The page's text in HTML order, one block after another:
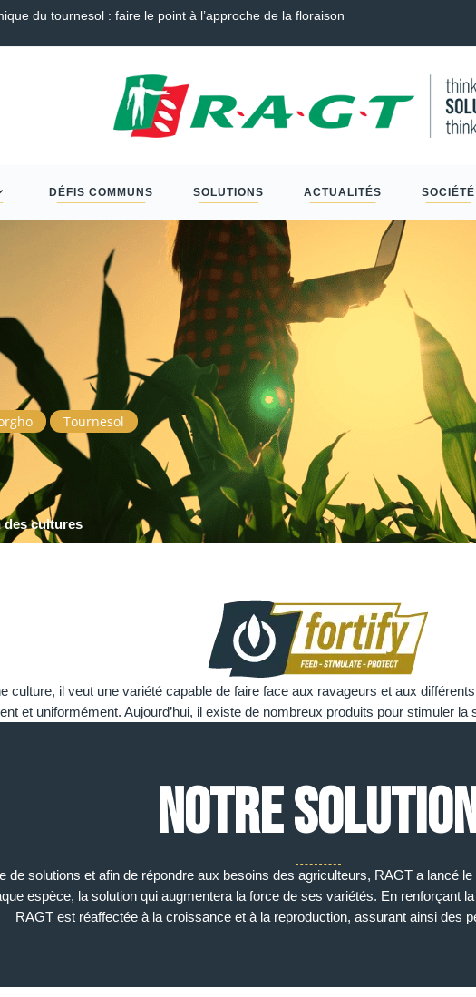
2026 : Colza, Blé Tendre, Couverts, Céréales à paille et Protéagineux…
DÉFIS COMMUNS SOLUTIONS ACTUALITÉS SOCIÉTÉ
Tournesol
des cultures
culture, il veut une variété capable de faire face aux ravageurs et aux
et uniformément. Aujourd’hui, il existe de nombreux produits pour stimuler la
Notre
de solutions et afin de répondre aux besoins des agriculteurs, RAGT a lancé
espèce, la solution qui augmentera la force de ses variétés. En renforçant
RAGT est réaffectée à la croissance et à la reproduction, assurant ainsi des